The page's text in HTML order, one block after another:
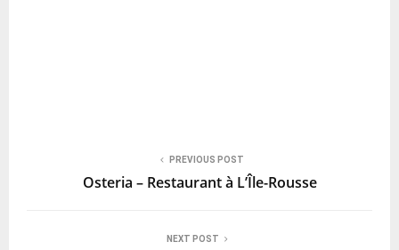
PREVIOUS POST
Osteria – Restaurant à L’Île-Rousse
NEXT POST